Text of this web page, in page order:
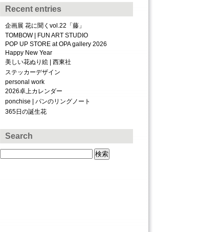
Recent entries
企画展 花に聞くvol.22「藤」
TOMBOW | FUN ART STUDIO
POP UP STORE at OPA gallery 2026
Happy New Year
美しい花ぬり絵 | 西東社
ステッカーデザイン
personal work
2026卓上カレンダー
ponchise | パンのリングノート
365日の誕生花
Search
索: